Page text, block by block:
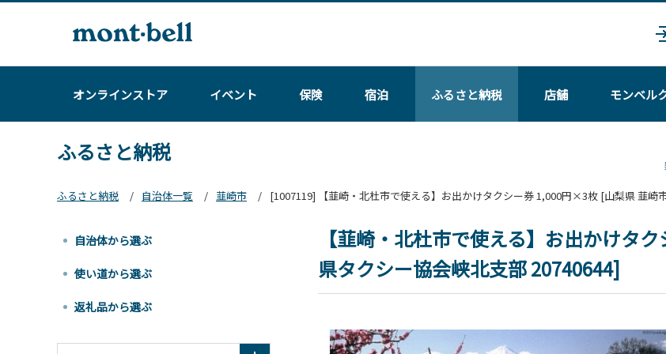
オンラインストア イベント 保険 宿泊 ふるさと納税 店舗 モンベル
ふるさと納税
ふるさと納税
自治体一覧 韮崎市 [1007119] 【韮崎・北杜市で使える】お出かけタクシー券 1,000円×3枚 [山梨県 韮崎
【韮崎・北杜市で使える】お出かけタ
県タクシー協会峡北支部 20740644]
自治体から選ぶ
使い道から選ぶ
返礼品から選ぶ